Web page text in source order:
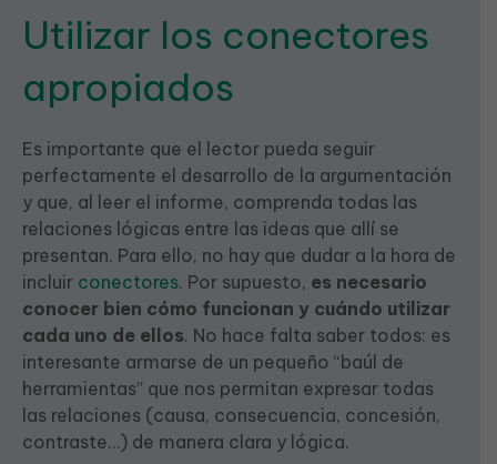
Utilizar los conectores
apropiados
Es importante que el lector pueda seguir
perfectamente el desarrollo de la argumentación
y que, al leer el informe, comprenda todas las
relaciones lógicas entre las ideas que allí se
presentan. Para ello, no hay que dudar a la hora de
incluir conectores. Por supuesto, es necesario
conocer bien cómo funcionan y cuándo utilizar
cada uno de ellos. No hace falta saber todos: es
interesante armarse de un pequeño “baúl de
herramientas” que nos permitan expresar todas
las relaciones (causa, consecuencia, concesión,
contraste…) de manera clara y lógica.